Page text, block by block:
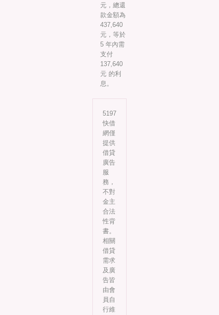
元，總還
款金額為
437,640
元，等於
5 年內需
支付
137,640
元 的利
息。
5197
快借
網僅
提供
借貸
廣告
服
務，
不對
金主
合法
性背
書。
相關
借貸
需求
及廣
告皆
由會
員自
行維